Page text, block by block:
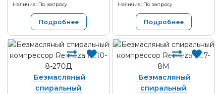
Наличие: По запросу
Подробнее
Наличие: По запросу
Подробнее
Безмасляный
спиральный
Безмасляный
спиральный